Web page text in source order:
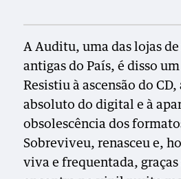
A Auditu, uma das lojas
antigas do País, é disso
Resistiu à ascensão do
absoluto do digital e à
obsolescência dos
Sobreviveu, renasceu e,
viva e frequentada,